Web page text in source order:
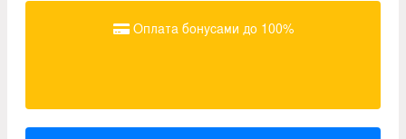
Оплата бонусами до 100%